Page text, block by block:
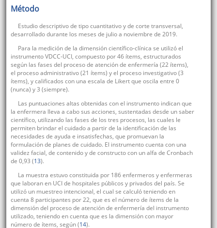
Método
Estudio descriptivo de tipo cuantitativo y de corte transversal,
desarrollado durante los meses de julio a noviembre de 2019.
Para la medición de la dimensión científico-clínica se utilizó el
instrumento VDCC-UCI, compuesto por 46 ítems, estructurados
según las fases del proceso de atención de enfermería (22 ítems),
el proceso administrativo (21 ítems) y el proceso investigativo (3
ítems), y calificados con una escala de Likert que oscila entre 0
(nunca) y 3 (siempre).
Las puntuaciones altas obtenidas con el instrumento indican que
la enfermera lleva a cabo sus acciones, sustentadas desde un saber
científico, utilizando las fases de los tres procesos, las cuales le
permiten brindar el cuidado a partir de la identificación de las
necesidades de ayuda e insatisfechas, que promuevan la
formulación de planes de cuidado. El instrumento cuenta con una
validez facial, de contenido y de constructo con un alfa de Cronbach
de 0,93 (13).
La muestra estuvo constituida por 186 enfermeros y enfermeras
que laboran en UCI de hospitales públicos y privados del país. Se
utilizó un muestreo intencional, el cual se calculó teniendo en
cuenta 8 participantes por 22, que es el número de ítems de la
dimensión del proceso de atención de enfermería del instrumento
utilizado, teniendo en cuenta que es la dimensión con mayor
número de ítems, según (14).